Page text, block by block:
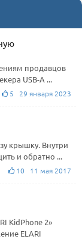
продавцов
USB-А ...
5 29 января 2023
крышку. Внутри
и обратно ...
10 11 мая 2017
KidPhone 2»
ELARI